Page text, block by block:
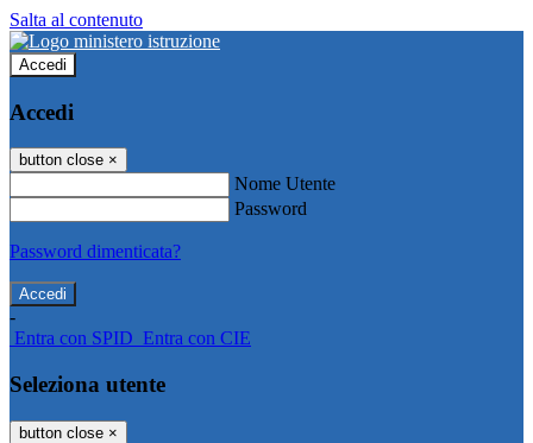
Salta al contenuto
Accedi
Accedi
button close ×
Nome Utente
Password
Password dimenticata?
-
Entra con SPID Entra con CIE
Seleziona utente
button close ×